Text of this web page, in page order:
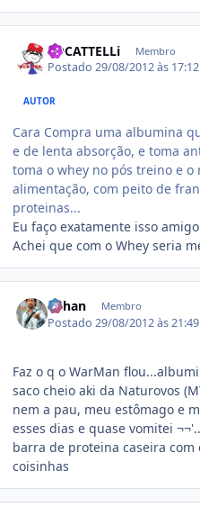
LOCATTELLi Membro
Postado29/08/2012 às
AUTOR
Cara Compra uma albumina
e de lenta absorção, e toma
toma o whey no pós treino e o
alimentação, com peito de
proteinas...
Eu faço exatamente isso
Achei que com o Whey seria
Zohan Membro
Postado29/08/2012 às
Faz o q o WarMan
saco cheio aki da Naturovos
nem a pau, meu estômago e
esses dias e quase vomitei
barra de proteina caseira com
coisinhas